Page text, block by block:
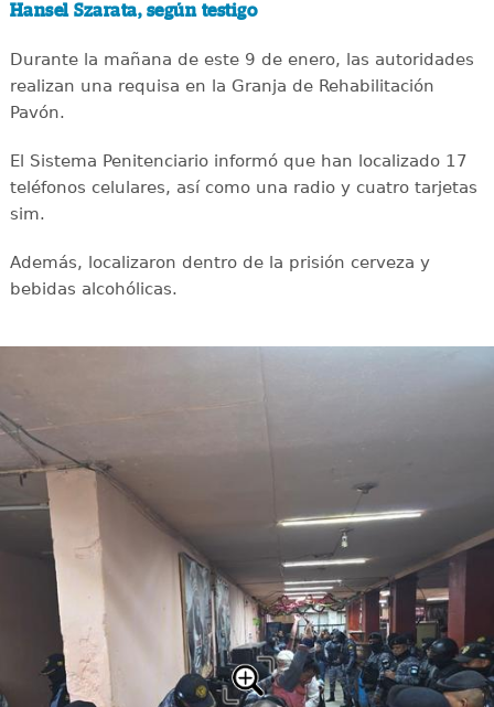
Hansel Szarata, según testigo
Durante la mañana de este 9 de enero, las autoridades
realizan una requisa en la Granja de Rehabilitación
Pavón.
El Sistema Penitenciario informó que han localizado 17
teléfonos celulares, así como una radio y cuatro tarjetas
sim.
Además, localizaron dentro de la prisión cerveza y
bebidas alcohólicas.